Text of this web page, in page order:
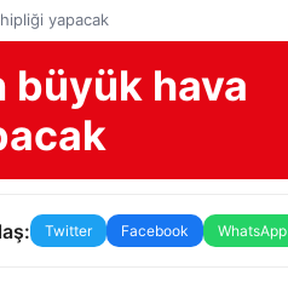
yapacak
büyük hava
Twitter Facebook WhatsApp